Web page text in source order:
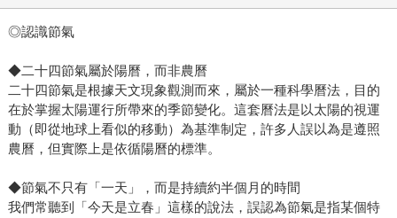
◎認識節氣
◆二十四節氣屬於陽曆，而非農曆
二十四節氣是根據天文現象觀測而來，屬於一種科學曆法，目的
在於掌握太陽運行所帶來的季節變化。這套曆法是以太陽的視運
動（即從地球上看似的移動）為基準制定，許多人誤以為是遵照
農曆，但實際上是依循陽曆的標準。
◆節氣不只有「一天」，而是持續約半個月的時間
我們常聽到「今天是立春」這樣的說法，誤認為節氣是指某個特